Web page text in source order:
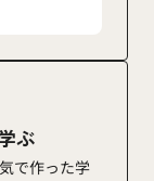
ぶ
で作った学